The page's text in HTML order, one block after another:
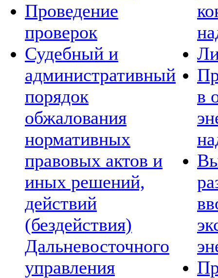
Проведение
проверок
Судебный и
административный
порядок
обжалования
нормативных
правовых актов и
иных решений,
действий
(бездействия)
Дальневосточного
управления
в